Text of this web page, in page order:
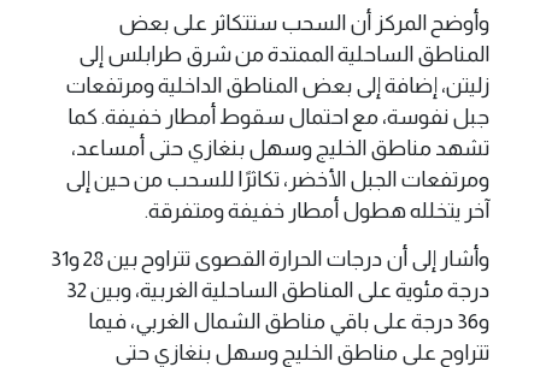
وأوضح المركز أن السحب ستتكاثر على بعض
المناطق الساحلية الممتدة من شرق طرابلس إلى
زليتن، إضافة إلى بعض المناطق الداخلية ومرتفعات
جبل نفوسة، مع احتمال سقوط أمطار خفيفة. كما
تشهد مناطق الخليج وسهل بنغازي حتى أمساعد،
ومرتفعات الجبل الأخضر، تكاثرًا للسحب من حين إلى
آخر يتخلله هطول أمطار خفيفة ومتفرقة.
وأشار إلى أن درجات الحرارة القصوى تتراوح بين 28 و31
درجة مئوية على المناطق الساحلية الغربية، وبين 32
و36 درجة على باقي مناطق الشمال الغربي، فيما
تتراوح على مناطق الخليج وسهل بنغازي حتى